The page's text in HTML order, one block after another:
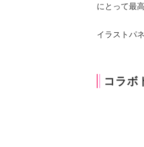
にとって最
イラストパ
コラボ